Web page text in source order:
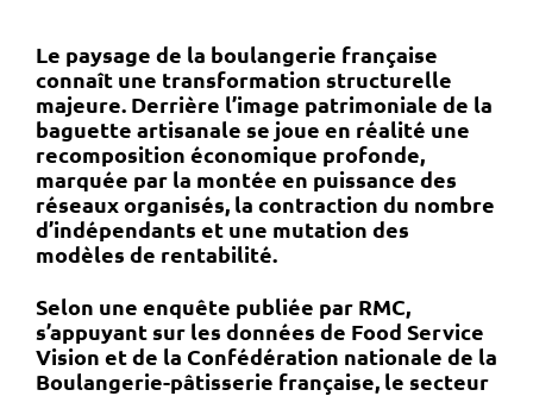
Le paysage de la boulangerie française
connaît une transformation structurelle
majeure. Derrière l’image patrimoniale de la
baguette artisanale se joue en réalité une
recomposition économique profonde,
marquée par la montée en puissance des
réseaux organisés, la contraction du nombre
d’indépendants et une mutation des
modèles de rentabilité.
Selon une enquête publiée par RMC,
s’appuyant sur les données de Food Service
Vision et de la Confédération nationale de la
Boulangerie-pâtisserie française, le secteur